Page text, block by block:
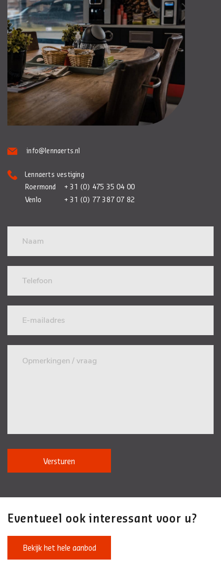
info@lennaerts.nl
Lennaerts vestiging
Roermond
+ 31 (0) 475 35 04 00
Venlo
+ 31 (0) 77 387 07 82
Versturen
Eventueel ook interessant voor u?
Bekijk het hele aanbod